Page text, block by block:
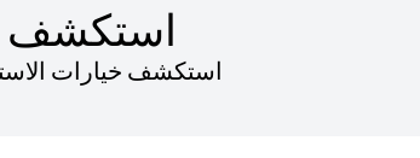
استكشف
استكشف خيارات